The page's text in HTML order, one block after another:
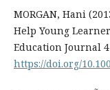
MORGAN, Hani
Help Young
Education Journal
https://doi.org/